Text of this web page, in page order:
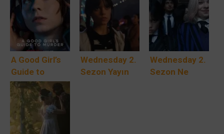
A Good Girl’s
Guide to
Murder 2.
Sezon Bu
Çarşamba
Netflix’te: Pip
Wednesday 2.
Sezon Yayın
Wednesday 2.
Sezon Ne